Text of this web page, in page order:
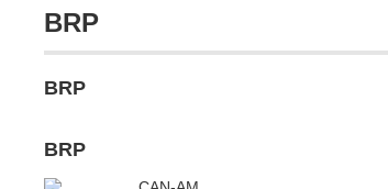
BRP
BRP
BRP